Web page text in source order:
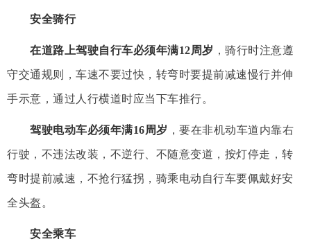
安全骑行
在道路上驾驶自行车必须年满12周岁 ，骑行时注意遵
守交通规则，车速不要过快，转弯时要提前减速慢行并伸
手示意，通过人行横道时应当下车推行。
驾驶电动车必须年满16周岁 ，要在非机动车道内靠右
行驶，不违法改装，不逆行、不随意变道，按灯停走，转
弯时提前减速，不抢行猛拐，骑乘电动自行车要佩戴好安
全头盔。
安全乘车